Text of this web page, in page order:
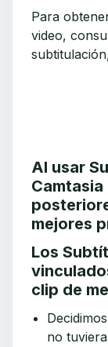
Para
video,
Al usar
mejores
Los
clip de
no